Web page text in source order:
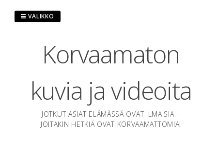
sisältöön
Korvaamaton
kuvia ja videoita
JOTKUT ASIAT ELÄMÄSSÄ OVAT ILMAISIA –
JOITAKIN HETKIÄ OVAT KORVAAMATTOMIA!
VALIKKO